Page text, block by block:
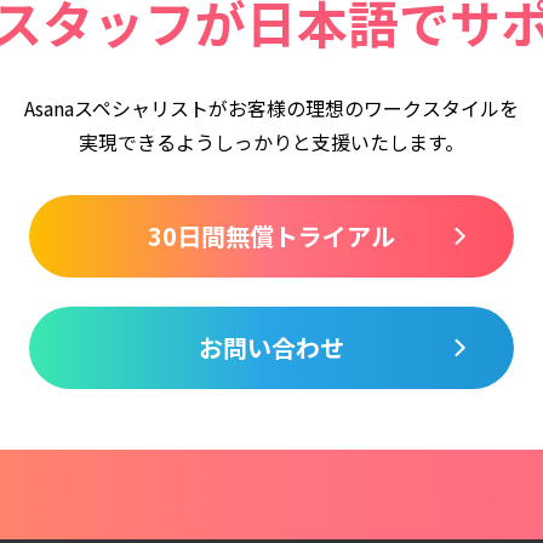
タッフが日本語でサ
Asanaスペシャリストがお客様の理想のワークスタイルを
実現できるようしっかりと支援いたします。
30日間無償トライアル
お問い合わせ